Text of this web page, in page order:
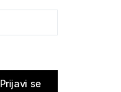
Prijavi se